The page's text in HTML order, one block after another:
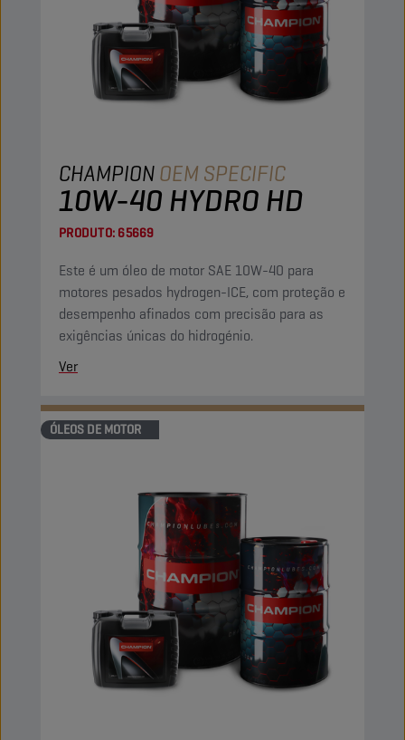
CHAMPIONOEM SPECIFIC
10W-40 HYDRO HD
PRODUTO: 65669
Este é um óleo de motor SAE 10W-40 para
motores pesados hydrogen-ICE, com proteção e
desempenho afinados com precisão para as
exigências únicas do hidrogénio.
Ver
ÓLEOS DE MOTOR